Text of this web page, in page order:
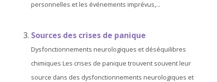
personnelles et les événements imprévus,...
Sources des crises de panique
Dysfonctionnements neurologiques et déséquilibres
chimiques Les crises de panique trouvent souvent leur
source dans des dysfonctionnements neurologiques et